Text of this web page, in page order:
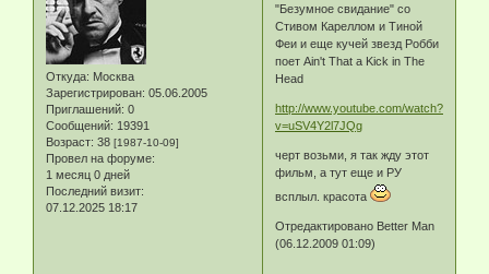
Откуда: Москва
Зарегистрирован: 05.06.2005
Приглашений: 0
Сообщений: 19391
Возраст: 38 [1987-10-09]
Провел на форуме:
1 месяц 0 дней
Последний визит:
07.12.2025 18:17
"Безумное свидание" со
Стивом Кареллом и Тиной
Феи и еще кучей звезд Робби
поет Ain't That a Kick in The
Head
http://www.youtube.com/watch?
v=uSV4Y2l7JQg
черт возьми, я так жду этот
фильм, а тут еще и РУ
всплыл. красота
Отредактировано Better Man
(06.12.2009 01:09)